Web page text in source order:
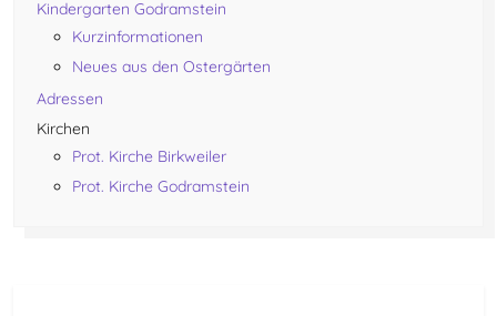
Kindergarten Godramstein
Kurzinformationen
Neues aus den Ostergärten
Adressen
Kirchen
Prot. Kirche Birkweiler
Prot. Kirche Godramstein